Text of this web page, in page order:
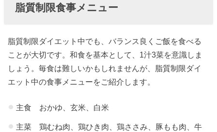
脂質制限食事メニュー
脂質制限ダイエット中でも、バランス良くご飯を食べる
ことが大切です。和食を基本として、1汁3菜を意識しま
しょう。毎食は難しいかもしれませんが、脂質制限ダイ
エット中の食事メニューをご紹介します。
主食 おかゆ、玄米、白米
主菜 鶏むね肉、鶏ひき肉、鶏ささみ、豚もも肉、牛